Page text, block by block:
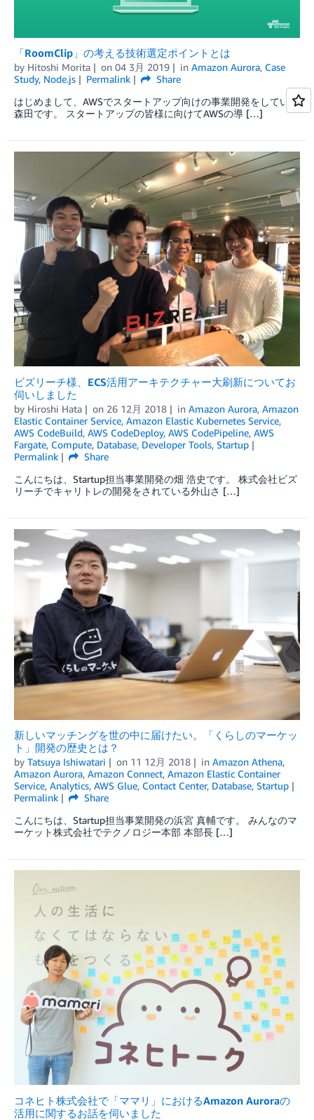
「RoomClip」の考える技術選定ポイントとは
by Hitoshi Morita on 04 3月 2019 in Amazon Aurora, Case
Study, Node.js Permalink
Share
はじめまして、AWSでスタートアップ向けの事業開発をしている
森田です。 スタートアップの皆様に向けてAWSの導 […]
ビズリーチ様、ECS活用アーキテクチャー大刷新についてお
伺いしました
by Hiroshi Hata on 26 12月 2018 in Amazon Aurora, Amazon
Elastic Container Service, Amazon Elastic Kubernetes Service,
AWS CodeBuild, AWS CodeDeploy, AWS CodePipeline, AWS
Fargate, Compute, Database, Developer Tools, Startup
Permalink
Share
こんにちは、Startup担当事業開発の畑 浩史です。 株式会社ビズ
リーチでキャリトレの開発をされている外山さ […]
新しいマッチングを世の中に届けたい。「くらしのマーケッ
ト」開発の歴史とは？
by Tatsuya Ishiwatari on 11 12月 2018 in Amazon Athena,
Amazon Aurora, Amazon Connect, Amazon Elastic Container
Service, Analytics, AWS Glue, Contact Center, Database, Startup
Permalink
Share
こんにちは、Startup担当事業開発の浜宮 真輔です。 みんなのマ
ーケット株式会社でテクノロジー本部 本部長 […]
コネヒト株式会社で「ママリ」におけるAmazon Auroraの
活用に関するお話を伺いました